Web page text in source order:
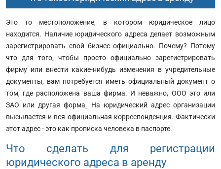
Это то местоположение, в котором юридическое лицо
находится. Наличие юридического адреса делает возможным
зарегистрировать свой бизнес официально. Почему? Потому
что для того, чтобы просто официально зарегистрировать
фирму или внести какие-нибудь изменения в учредительные
документы, вам потребуется иметь официальный документ о
том, где расположена ваша фирма. И неважно, ООО это или
ЗАО или другая форма. На юридический адрес организации
высылается и вся официальная корреспонденция. Фактически
этот адрес - это как прописка человека в паспорте.
Что сделать для регистрации
юридического адреса в аренду